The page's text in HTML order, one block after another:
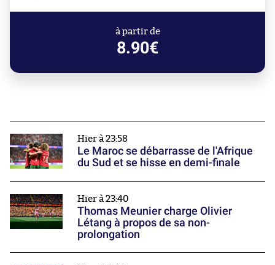
à partir de
8.90€
Hier à 23:58
Le Maroc se débarrasse de l'Afrique
du Sud et se hisse en demi-finale
Hier à 23:40
Thomas Meunier charge Olivier
Létang à propos de sa non-
prolongation